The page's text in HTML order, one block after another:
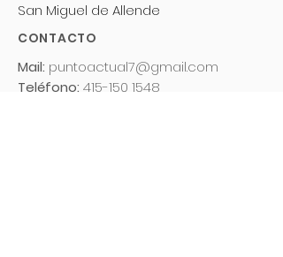
San Miguel de Allende
CONTACTO
Mail: puntoactual7@gmail.com
Teléfono: 415-150 1548